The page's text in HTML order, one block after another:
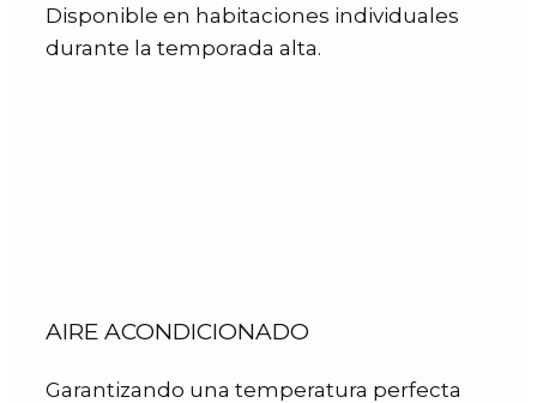
Disponible en habitaciones individuales
durante la temporada alta.
AIRE ACONDICIONADO
Garantizando una temperatura perfecta